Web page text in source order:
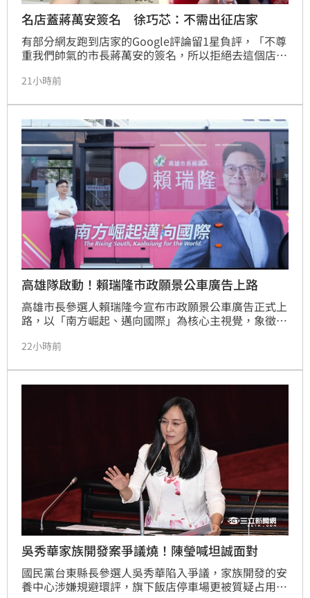
名店蓋蔣萬安簽名 徐巧芯：不需出征店家
有部分網友跑到店家的Google評論留1星負評，「不尊
重我們帥氣的市長蔣萬安的簽名，所以拒絕去這個店家
知道原因是青鳥飼料的關係」、「店家青鳥不會再
21小時前
高雄隊啟動！賴瑞隆市政願景公車廣告上路
高雄市長參選人賴瑞隆今宣布市政願景公車廣告正式上
路，以「南方崛起、邁向國際」為核心主視覺，象徵高
通、顧生活」四大願景，期盼延續陳其邁市政成績。此
議員與參選人也陸續掛出合體看板，展現團結氣勢。
22小時前
吳秀華家族開發案爭議燒！陳瑩喊坦誠面對
國民黨台東縣長參選人吳秀華陷入爭議，家族開發的安
養中心涉嫌規避環評，旗下飯店停車場更被質疑占用農